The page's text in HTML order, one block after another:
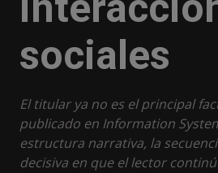
sociales
El titular ya no es el principal
publicado en Information
estructura narrativa, la
decisiva en que el lector